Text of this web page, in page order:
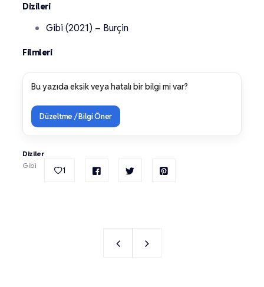
Dizileri
Gibi (2021) – Burçin
Filmleri
Bu yazıda eksik veya hatalı bir bilgi mi var?
Düzeltme / Bilgi Öner
Diziler
Gibi
1